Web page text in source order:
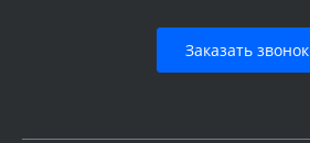
Заказать звонок